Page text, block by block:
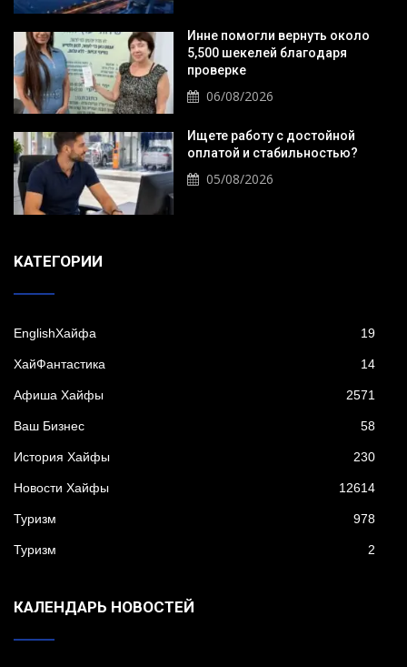
Инне помогли вернуть около
5,500 шекелей благодаря
проверке
06/08/2026
Ищете работу с достойной
оплатой и стабильностью?
05/08/2026
KАТЕГОРИИ
EnglishХайфа 19
XайФантастика 14
Афиша Хайфы 2571
Ваш Бизнес 58
История Хайфы 230
Новости Хайфы 12614
Туризм 978
Туризм 2
КАЛЕНДАРЬ НОВОСТЕЙ